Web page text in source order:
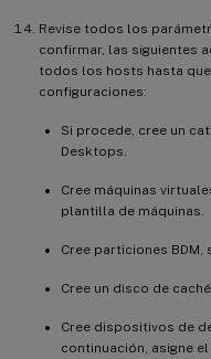
Revise todos los
confirmar, las siguientes
todos los hosts hasta
configuraciones:
Si procede, cree un
Desktops.
Cree máquinas
plantilla de máquinas.
Cree particiones BDM,
Cree un disco de
Cree dispositivos de
continuación, asigne